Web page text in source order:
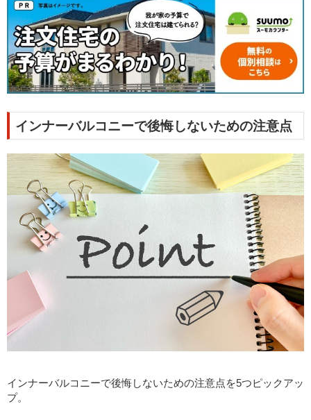
インナーバルコニーで後悔しないための注意点
インナーバルコニーで後悔しないための注意点を5つピックアッ
プ。